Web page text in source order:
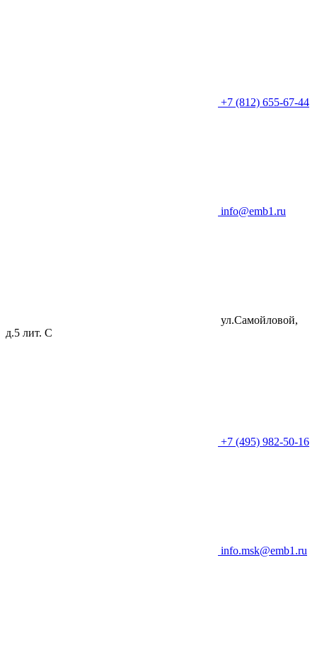
+7 (812) 655-67-44
info@emb1.ru
ул.Самойловой,
д.5 лит. C
+7 (495) 982-50-16
info.msk@emb1.ru